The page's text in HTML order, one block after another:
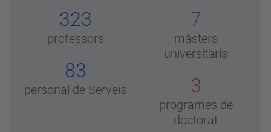
323
professors
83
personal de Serveis
7
màsters
universitaris
3
programes de
doctorat